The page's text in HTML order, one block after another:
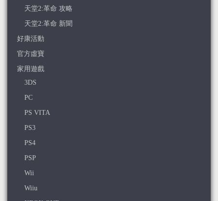
天堂2:革命 攻略
天堂2:革命 新聞
好康活動
官方虛寶
家用遊戲
3DS
PC
PS VITA
PS3
PS4
PSP
Wii
Wiiu